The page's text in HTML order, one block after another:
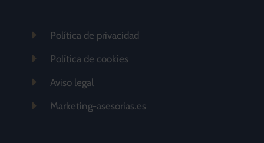
Política de privacidad
Política de cookies
Aviso legal
Marketing-asesorias.es